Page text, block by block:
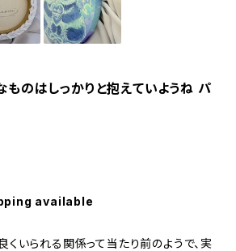
ものはしっかりと抱えていようね パ
available
くいられる関係って当たり前のようで、実